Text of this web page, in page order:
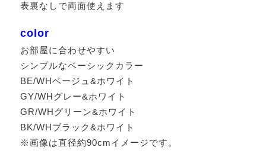
表裏なしで両面使えます
color
お部屋に合わせやすい
シンプルなベーシックカラー
BE/WHベージュ&ホワイト
GY/WHグレー&ホワイト
GR/WHグリーン&ホワイト
BK/WHブラック&ホワイト
※画像は直径約90cmイメージです。